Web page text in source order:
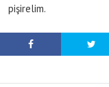
pişirelim.